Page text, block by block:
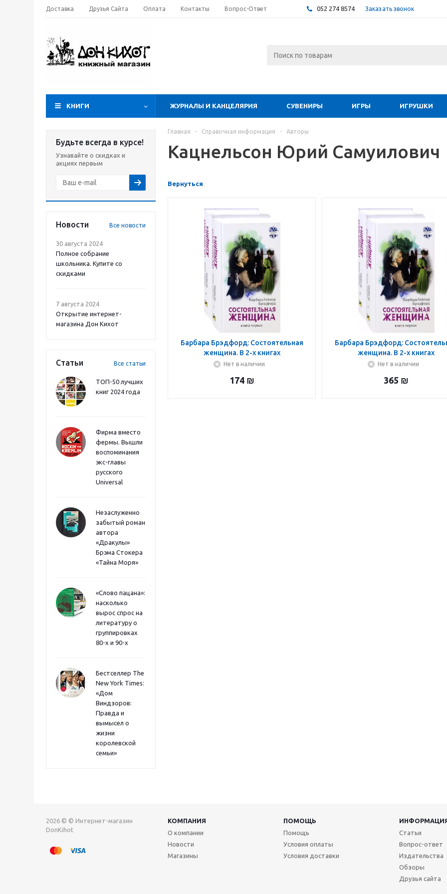
Доставка Друзья Сайта Оплата Контакты Вопрос-Ответ 052 274 8574 Заказать звонок
КНИГИ ЖУРНАЛЫ И КАНЦЕЛЯРИЯ СУВЕНИРЫ ИГРЫ ИГРУШКИ
Будьте всегда в курсе!
Узнавайте о скидках и
акциях первым
Новости Все новости
30 августа 2024
Полное собрание
школьника. Купите со
скидками
7 августа 2024
Открытие интернет-
магазина Дон Кихот
Статьи Все статьи
ТОП-50 лучших
книг 2024 года
Фирма вместо
фермы. Вышли
воспоминания
экс-главы
русского
Universal
Незаслуженно
забытый роман
автора
«Дракулы»
Брэма Стокера
«Тайна Моря»
«Слово пацана»:
насколько
вырос спрос на
литературу о
группировках
80-х и 90-х
Бестселлер The
New York Times:
«Дом
Виндзоров:
Правда и
вымысел о
жизни
королевской
семьи»
Главная - Справочная информация - Авторы
Кацнельсон Юрий Самуилович
Вернуться
Барбара Брэдфорд: Состоятельная
женщина. В 2-х книгах
Нет в наличии
174 ₪
Барбара Брэдфорд:
женщина. В 2-х книгах
Нет в наличии
365 ₪
2026 © © Интернет-магазин
DonKihot
КОМПАНИЯ ПОМОЩЬ
О компании
Новости
Магазины
Помощь
Условия оплаты
Условия доставки
Статьи
Вопрос-ответ
Издательства
Обзоры
Друзья сайта